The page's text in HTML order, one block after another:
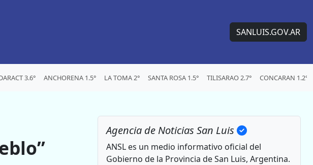
SANLUIS.GOV.AR
3.6° ANCHORENA 1.5° LA TOMA 2° SANTA ROSA 1.5° TILISARAO 2.7° CONCARAN 1.2°
Agencia de Noticias San Luis
ANSL es un medio informativo oficial del
Gobierno de la Provincia de San Luis, Argentina.